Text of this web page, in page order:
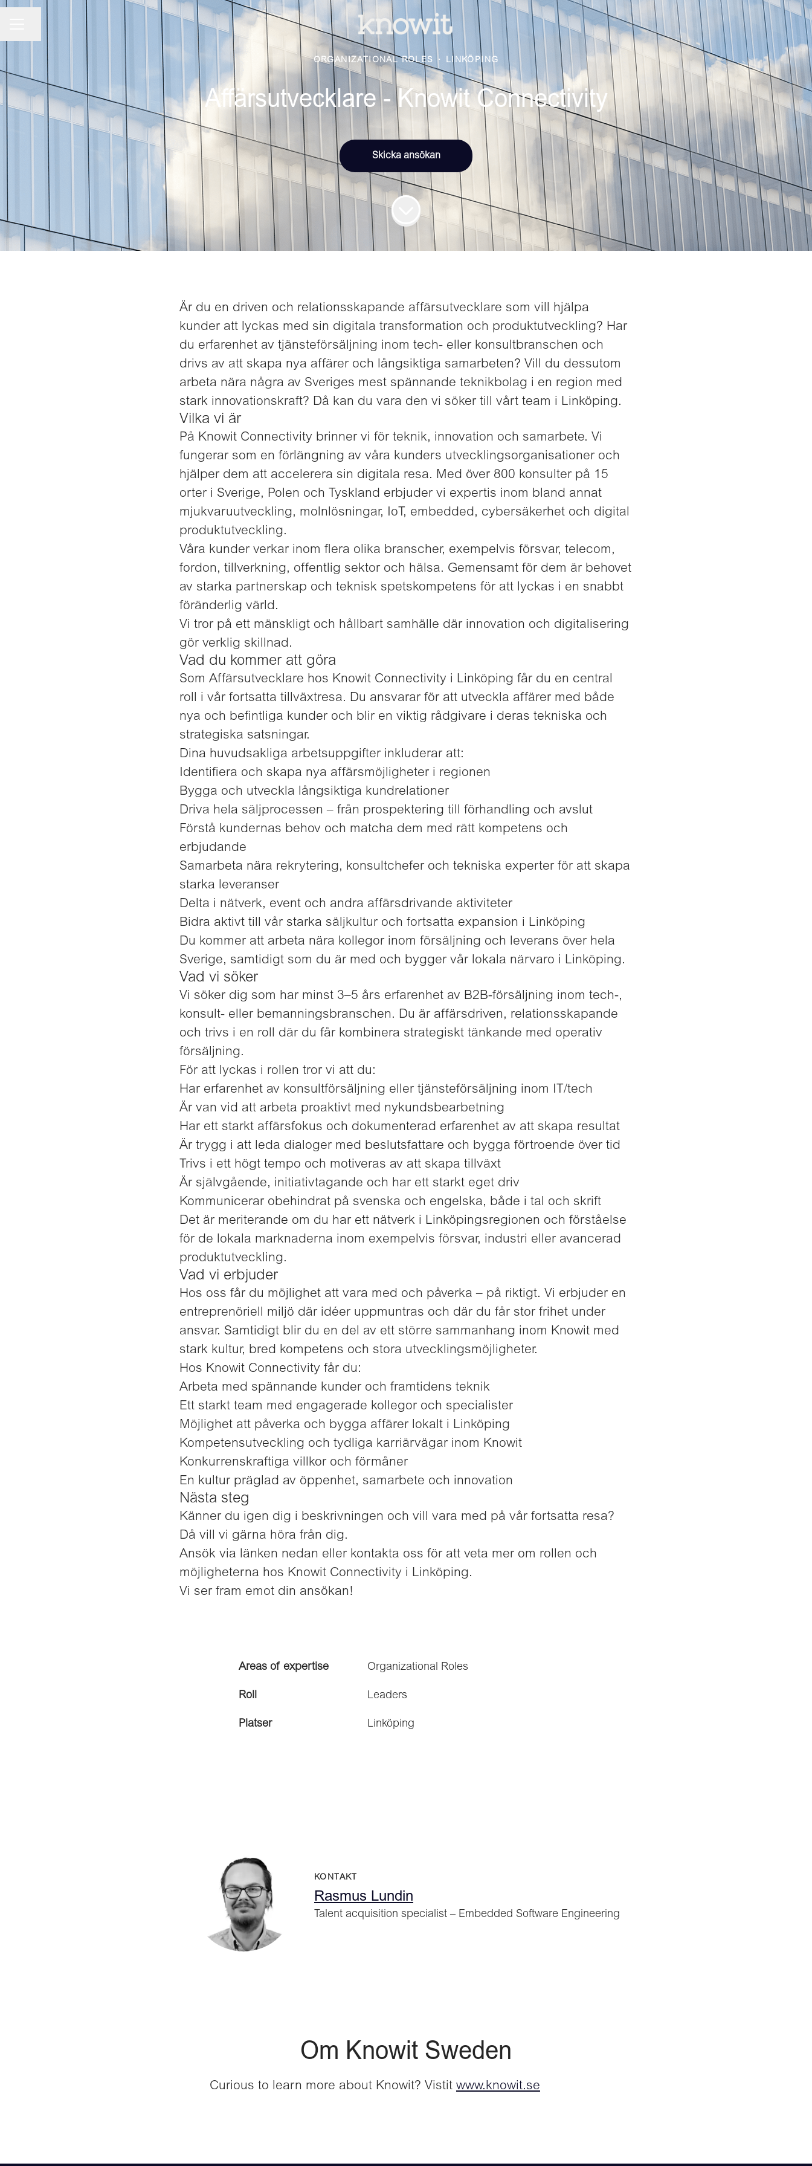
KARRIÄRMENY
Dela sidan
ORGANIZATIONAL ROLES · LINKÖPING
Affärsutvecklare - Knowit Connectivity
Skicka ansökan
Är du en driven och relationsskapande affärsutvecklare som vill hjälpa
kunder att lyckas med sin digitala transformation och produktutveckling? Har
du erfarenhet av tjänsteförsäljning inom tech- eller konsultbranschen och
drivs av att skapa nya affärer och långsiktiga samarbeten? Vill du dessutom
arbeta nära några av Sveriges mest spännande teknikbolag i en region med
stark innovationskraft? Då kan du vara den vi söker till vårt team i Linköping.
Vilka vi är
På Knowit Connectivity brinner vi för teknik, innovation och samarbete. Vi
fungerar som en förlängning av våra kunders utvecklingsorganisationer och
hjälper dem att accelerera sin digitala resa. Med över 800 konsulter på 15
orter i Sverige, Polen och Tyskland erbjuder vi expertis inom bland annat
mjukvaruutveckling, molnlösningar, IoT, embedded, cybersäkerhet och digital
produktutveckling.
Våra kunder verkar inom flera olika branscher, exempelvis försvar, telecom,
fordon, tillverkning, offentlig sektor och hälsa. Gemensamt för dem är behovet
av starka partnerskap och teknisk spetskompetens för att lyckas i en snabbt
föränderlig värld.
Vi tror på ett mänskligt och hållbart samhälle där innovation och digitalisering
gör verklig skillnad.
Vad du kommer att göra
Som Affärsutvecklare hos Knowit Connectivity i Linköping får du en central
roll i vår fortsatta tillväxtresa. Du ansvarar för att utveckla affärer med både
nya och befintliga kunder och blir en viktig rådgivare i deras tekniska och
strategiska satsningar.
Dina huvudsakliga arbetsuppgifter inkluderar att:
Identifiera och skapa nya affärsmöjligheter i regionen
Bygga och utveckla långsiktiga kundrelationer
Driva hela säljprocessen – från prospektering till förhandling och avslut
Förstå kundernas behov och matcha dem med rätt kompetens och
erbjudande
Samarbeta nära rekrytering, konsultchefer och tekniska experter för att skapa
starka leveranser
Delta i nätverk, event och andra affärsdrivande aktiviteter
Bidra aktivt till vår starka säljkultur och fortsatta expansion i Linköping
Du kommer att arbeta nära kollegor inom försäljning och leverans över hela
Sverige, samtidigt som du är med och bygger vår lokala närvaro i Linköping.
Vad vi söker
Vi söker dig som har minst 3–5 års erfarenhet av B2B-försäljning inom tech-,
konsult- eller bemanningsbranschen. Du är affärsdriven, relationsskapande
och trivs i en roll där du får kombinera strategiskt tänkande med operativ
försäljning.
För att lyckas i rollen tror vi att du:
Har erfarenhet av konsultförsäljning eller tjänsteförsäljning inom IT/tech
Är van vid att arbeta proaktivt med nykundsbearbetning
Har ett starkt affärsfokus och dokumenterad erfarenhet av att skapa resultat
Är trygg i att leda dialoger med beslutsfattare och bygga förtroende över tid
Trivs i ett högt tempo och motiveras av att skapa tillväxt
Är självgående, initiativtagande och har ett starkt eget driv
Kommunicerar obehindrat på svenska och engelska, både i tal och skrift
Det är meriterande om du har ett nätverk i Linköpingsregionen och förståelse
för de lokala marknaderna inom exempelvis försvar, industri eller avancerad
produktutveckling.
Vad vi erbjuder
Hos oss får du möjlighet att vara med och påverka – på riktigt. Vi erbjuder en
entreprenöriell miljö där idéer uppmuntras och där du får stor frihet under
ansvar. Samtidigt blir du en del av ett större sammanhang inom Knowit med
stark kultur, bred kompetens och stora utvecklingsmöjligheter.
Hos Knowit Connectivity får du:
Arbeta med spännande kunder och framtidens teknik
Ett starkt team med engagerade kollegor och specialister
Möjlighet att påverka och bygga affärer lokalt i Linköping
Kompetensutveckling och tydliga karriärvägar inom Knowit
Konkurrenskraftiga villkor och förmåner
En kultur präglad av öppenhet, samarbete och innovation
Nästa steg
Känner du igen dig i beskrivningen och vill vara med på vår fortsatta resa?
Då vill vi gärna höra från dig.
Ansök via länken nedan eller kontakta oss för att veta mer om rollen och
möjligheterna hos Knowit Connectivity i Linköping.
Vi ser fram emot din ansökan!
Areas of expertise Organizational Roles
Roll Leaders
Platser Linköping
KONTAKT
Rasmus Lundin
Talent acquisition specialist – Embedded Software Engineering
Om Knowit Sweden
Curious to learn more about Knowit? Vistit www.knowit.se